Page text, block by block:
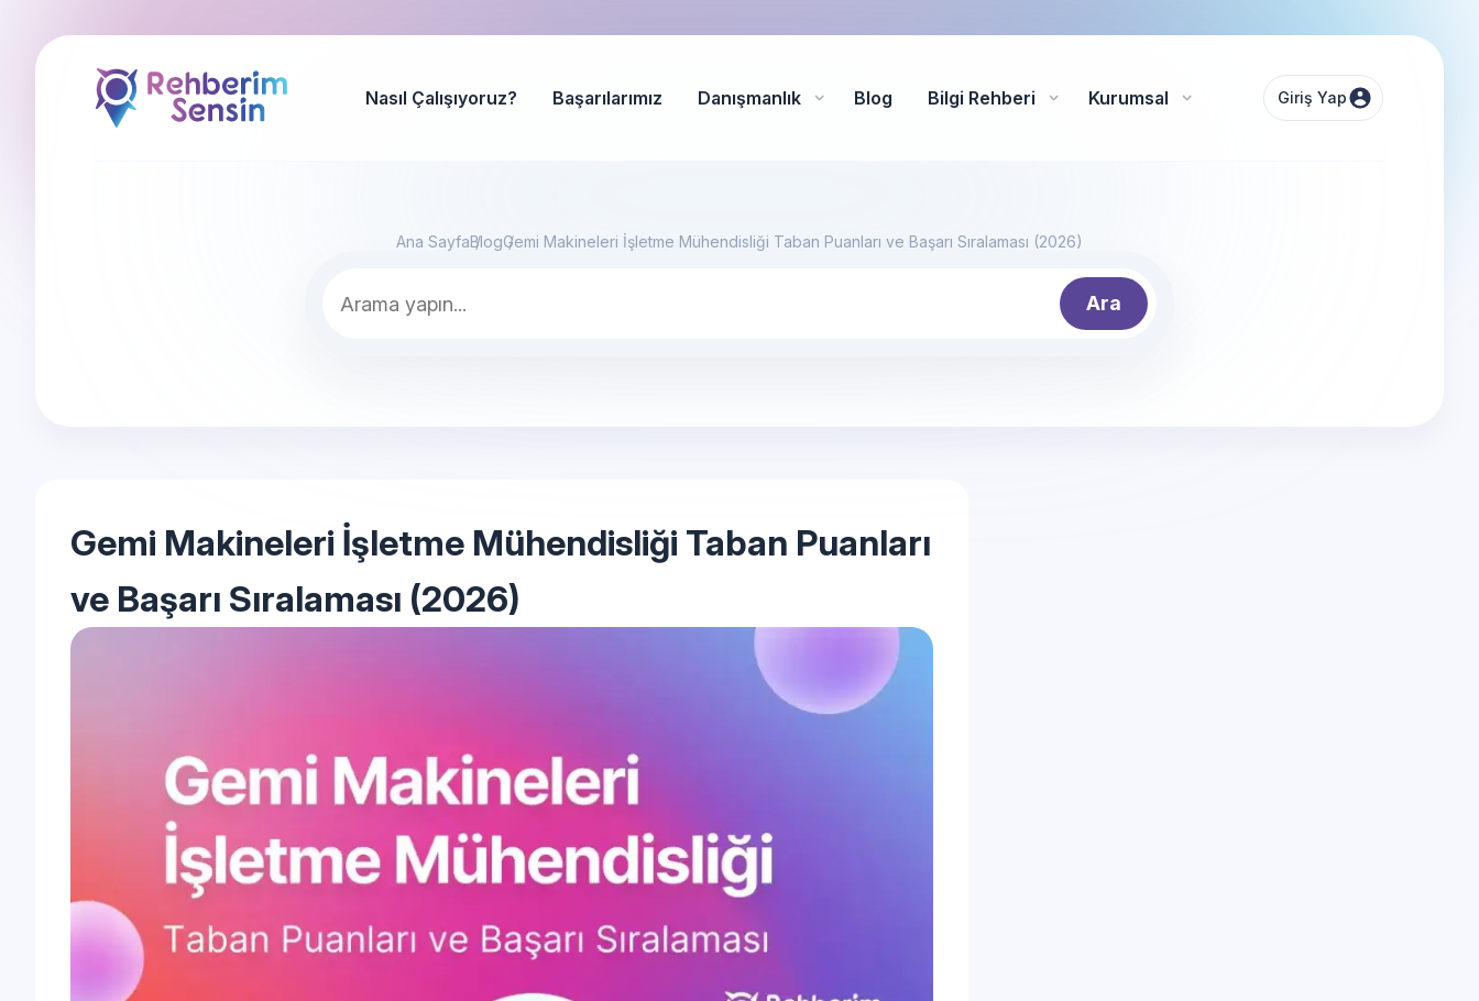
Nasıl Çalışıyoruz? Başarılarımız Danışmanlık Blog Bilgi Rehberi Kurumsal Giriş Yap
Ana SayfaBlogGemi Makineleri İşletme Mühendisliği Taban Puanları ve Başarı Sıralaması (2026)
Ara
Gemi Makineleri İşletme Mühendisliği Taban Puanları
ve Başarı Sıralaması (2026)